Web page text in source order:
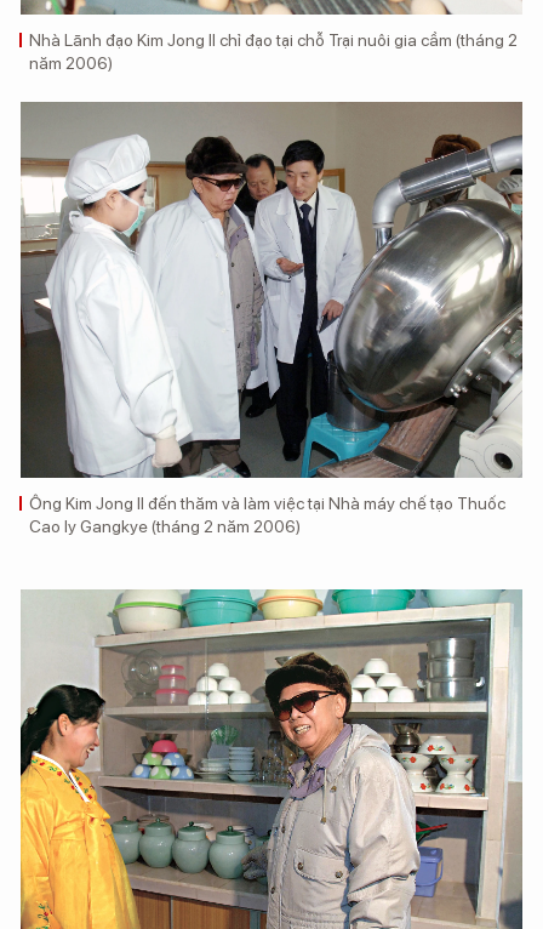
Nhà Lãnh đạo Kim Jong Il chỉ đạo tại chỗ Trại nuôi gia cầm (tháng 2
năm 2006)
Ông Kim Jong Il đến thăm và làm việc tại Nhà máy chế tạo Thuốc
Cao ly Gangkye (tháng 2 năm 2006)